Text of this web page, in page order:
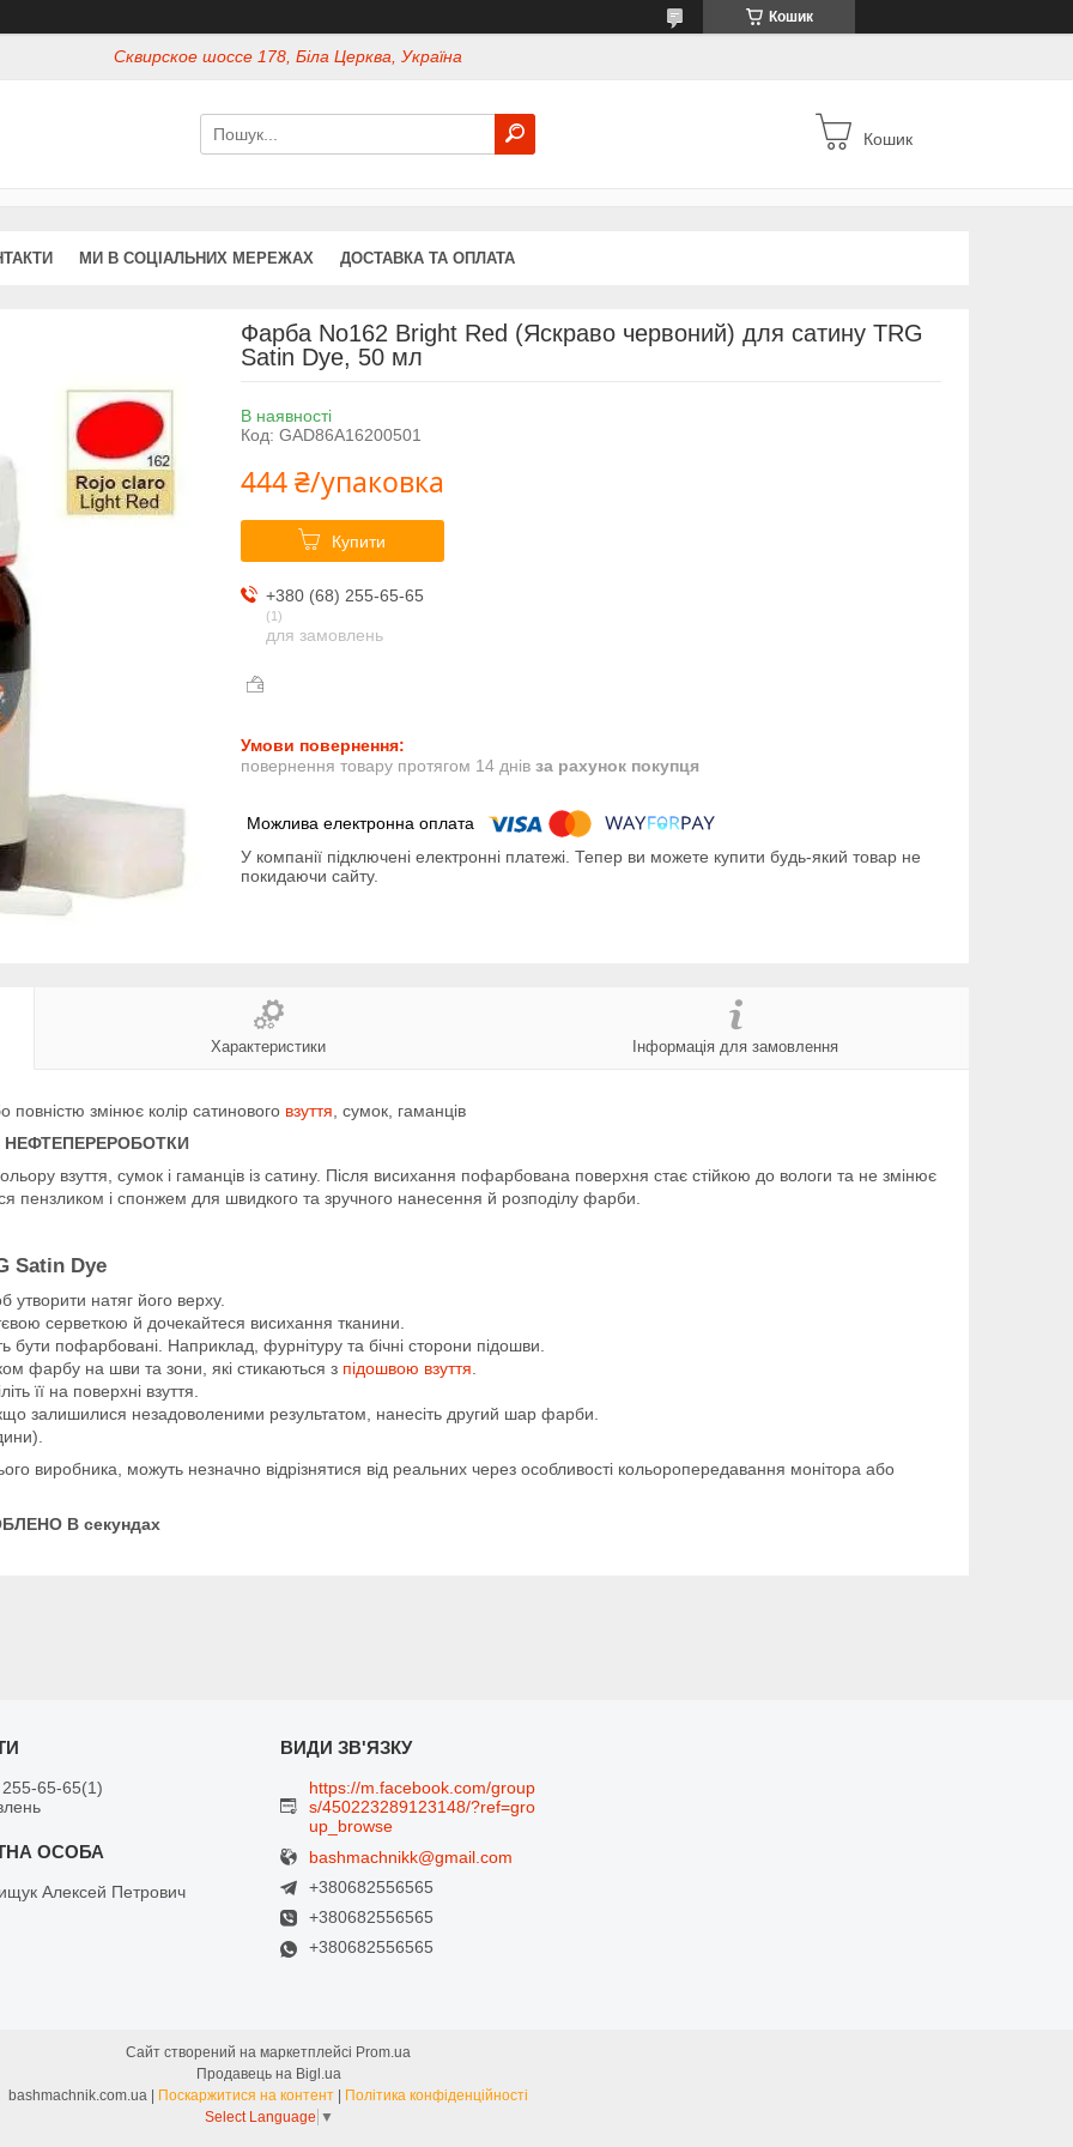
Кошик
Сквирское шоссе 178, Біла Церква, Україна
Кошик
МИ В СОЦІАЛЬНИХ МЕРЕЖАХ ДОСТАВКА ТА ОПЛАТА
Фарба No162 Bright Red (Яскраво червоний) для сатину TRG
Satin Dye, 50 мл
В наявності
Код: GAD86А16200501
444 ₴/упаковка
Купити
+380 (68) 255-65-65
1
для замовлень
повернення товару протягом 14 днів за рахунок покупця
У компанії підключені електронні платежі. Тепер ви можете купити будь-який товар не
покидаючи сайту.
Характеристики Інформація для замовлення
повністю змінює колір сатинового взуття , сумок, гаманців
НЕФТЕПЕРЕРОБОТКИ
взуття, сумок і гаманців із сатину. Після висихання пофарбована поверхня стає стійкою до вологи та не змінює
пензликом і спонжем для швидкого та зручного нанесення й розподілу фарби.
Satin Dye
утворити натяг його верху.
серветкою й дочекайтеся висихання тканини.
пофарбовані. Наприклад, фурнітуру та бічні сторони підошви.
фарбу на шви та зони, які стикаються з підошвою взуття
її на поверхні взуття.
залишилися незадоволеними результатом, нанесіть другий шар фарби.
виробника, можуть незначно відрізнятися від реальних через особливості кольоропередавання монітора або
В секундах
65-65 1
Алексей Петрович
https://m.facebook.com/group
s/450223289123148/?ref=gro
up_browse
bashmachnikk@gmail.com
+380682556565
+380682556565
+380682556565
Сайт створений на маркетплейсі Prom.ua
Продавець на Bigl.ua
bashmachnik.com.ua | Поскаржитися на контент | Політика конфіденційності
Select Language ▼